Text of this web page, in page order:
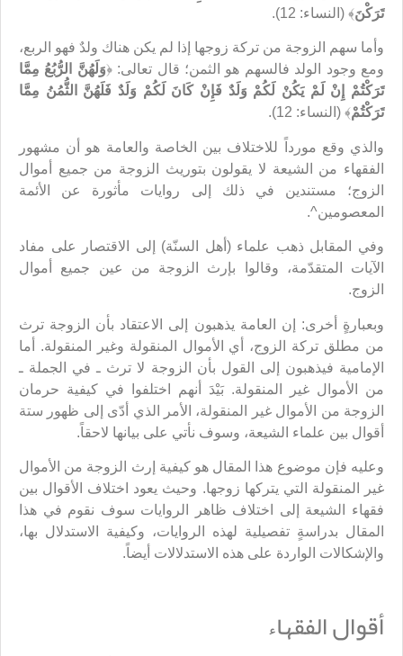
تَرَكْنَ﴾ (النساء: 12).
وأما سهم الزوجة من تركة زوجها إذا لم يكن هناك ولدٌ فهو الربع،
ومع وجود الولد فالسهم هو الثمن؛ قال تعالى: ﴿وَلَهُنَّ الرُّبُعُ مِمَّا
تَرَكْتُمْ إِنْ لَمْ يَكُنْ لَكُمْ وَلَدٌ فَإِنْ كَانَ لَكُمْ وَلَدٌ فَلَهُنَّ الثُّمُنُ مِمَّا
تَرَكْتُمْ﴾ (النساء: 12).
والذي وقع مورداً للاختلاف بين الخاصة والعامة هو أن مشهور
الفقهاء من الشيعة لا يقولون بتوريث الزوجة من جميع أموال
الزوج؛ مستندين في ذلك إلى روايات مأثورة عن الأئمة
المعصومين^.
وفي المقابل ذهب علماء (أهل السنّة) إلى الاقتصار على مفاد
الآيات المتقدّمة، وقالوا بإرث الزوجة من عين جميع أموال
الزوج.
وبعبارةٍ أخرى: إن العامة يذهبون إلى الاعتقاد بأن الزوجة ترث
من مطلق تركة الزوج، أي الأموال المنقولة وغير المنقولة. أما
الإمامية فيذهبون إلى القول بأن الزوجة لا ترث ـ في الجملة ـ
من الأموال غير المنقولة. بَيْدَ أنهم اختلفوا في كيفية حرمان
الزوجة من الأموال غير المنقولة، الأمر الذي أدّى إلى ظهور ستة
أقوال بين علماء الشيعة، وسوف نأتي على بيانها لاحقاً.
وعليه فإن موضوع هذا المقال هو كيفية إرث الزوجة من الأموال
غير المنقولة التي يتركها زوجها. وحيث يعود اختلاف الأقوال بين
فقهاء الشيعة إلى اختلاف ظاهر الروايات سوف نقوم في هذا
المقال بدراسةٍ تفصيلية لهذه الروايات، وكيفية الاستدلال بها،
والإشكالات الواردة على هذه الاستدلالات أيضاً.
أقوال الفقهاء